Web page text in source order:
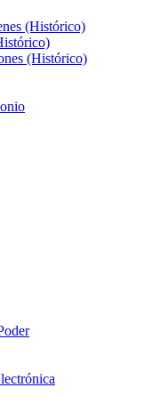
(Histórico)
(Histórico)